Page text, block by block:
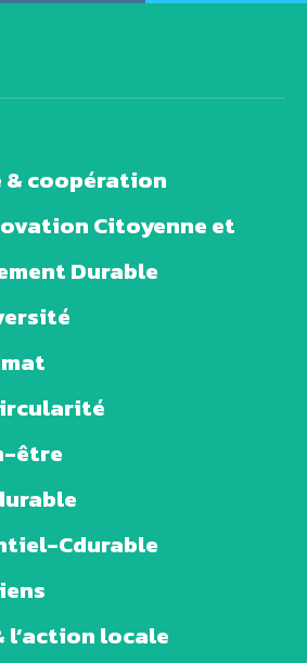
coopération
Citoyenne et
Durable
être
Cdurable
l’action locale